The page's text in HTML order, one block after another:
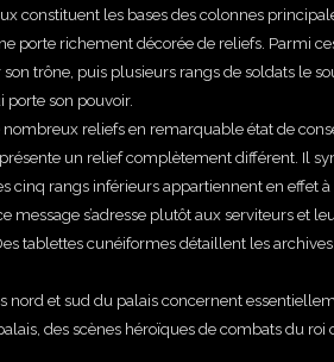
constituent les bases des colonnes
porte richement décorée de reliefs. Parmi
trône, puis plusieurs rangs de soldats le
porte son pouvoir.
nombreux reliefs en remarquable état de
un relief complètement différent. Il
cinq rangs inférieurs appartiennent en
message s’adresse plutôt aux serviteurs et
tablettes cunéiformes détaillent les
nord et sud du palais concernent
des scènes héroïques de combats du roi